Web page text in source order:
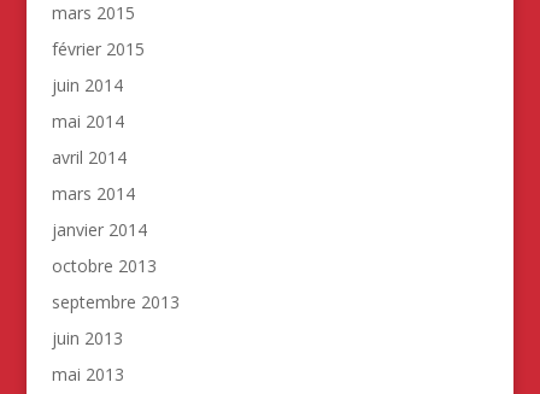
mars 2015
février 2015
juin 2014
mai 2014
avril 2014
mars 2014
janvier 2014
octobre 2013
septembre 2013
juin 2013
mai 2013